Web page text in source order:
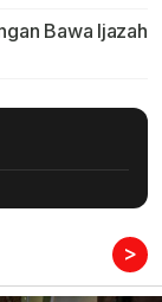
Bawa Ijazah
>